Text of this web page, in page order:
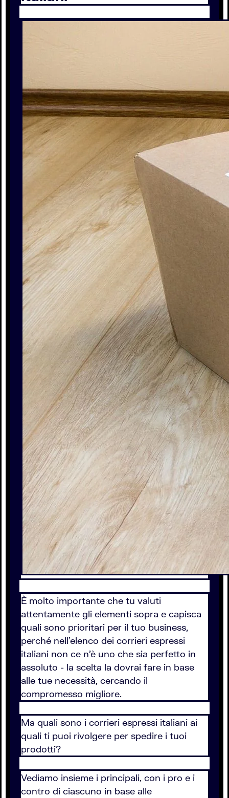
È molto importante che tu valuti
attentamente gli elementi sopra e capisca
quali sono prioritari per il tuo business,
perché nell'elenco dei corrieri espressi
italiani non ce n'è uno che sia perfetto in
assoluto - la scelta la dovrai fare in base
alle tue necessità, cercando il
compromesso migliore.
Ma quali sono i corrieri espressi italiani ai
quali ti puoi rivolgere per spedire i tuoi
prodotti?
Vediamo insieme i principali, con i pro e i
contro di ciascuno in base alle